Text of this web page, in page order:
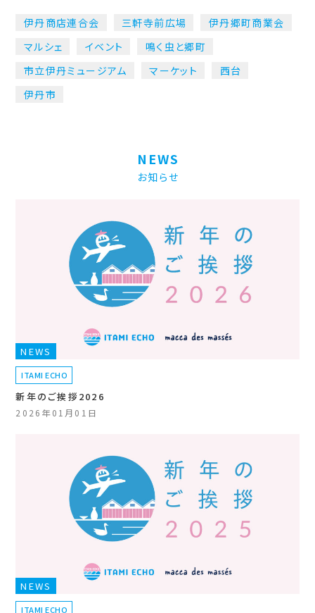
伊丹商店連合会 三軒寺前広場
伊丹郷町商業会
マルシェ
イベント
鳴く虫と郷町
市立伊丹ミュージアム
マーケット
西台
伊丹市
NEWS
お知らせ
NEWS
ITAMI ECHO
新年のご挨拶2026
2026年01月01日
NEWS
ITAMI ECHO